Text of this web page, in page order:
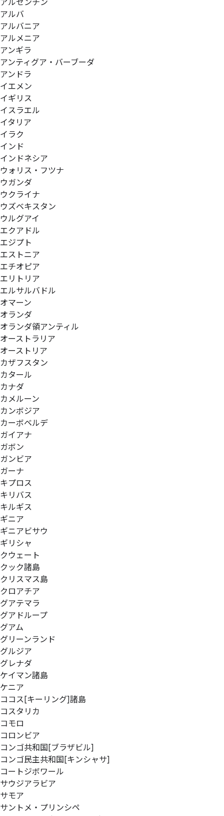
アルゼンチン
アルバ
アルバニア
アルメニア
アンギラ
アンティグア・バーブーダ
アンドラ
イエメン
イギリス
イスラエル
イタリア
イラク
インド
インドネシア
ウォリス・フツナ
ウガンダ
ウクライナ
ウズベキスタン
ウルグアイ
エクアドル
エジプト
エストニア
エチオピア
エリトリア
エルサルバドル
オマーン
オランダ
オランダ領アンティル
オーストラリア
オーストリア
カザフスタン
カタール
カナダ
カメルーン
カンボジア
カーボベルデ
ガイアナ
ガボン
ガンビア
ガーナ
キプロス
キリバス
キルギス
ギニア
ギニアビサウ
ギリシャ
クウェート
クック諸島
クリスマス島
クロアチア
グアテマラ
グアドループ
グアム
グリーンランド
グルジア
グレナダ
ケイマン諸島
ケニア
ココス[キーリング]諸島
コスタリカ
コモロ
コロンビア
コンゴ共和国[ブラザビル]
コンゴ民主共和国[キンシャサ]
コートジボワール
サウジアラビア
サモア
サントメ・プリンシペ